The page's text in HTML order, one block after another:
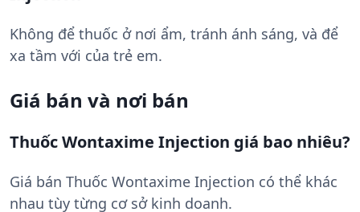
Không để thuốc ở nơi ẩm, tránh ánh sáng, và để
xa tầm với của trẻ em.
Giá bán và nơi bán
Thuốc Wontaxime Injection giá bao nhiêu?
Giá bán Thuốc Wontaxime Injection có thể khác
nhau tùy từng cơ sở kinh doanh.